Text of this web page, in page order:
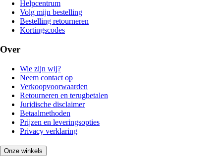
Helpcentrum
Volg mijn bestelling
Bestelling retourneren
Kortingscodes
Over
Wie zijn wij?
Neem contact op
Verkoopvoorwaarden
Retourneren en terugbetalen
Juridische disclaimer
Betaalmethoden
Prijzen en leveringsopties
Privacy verklaring
Onze winkels